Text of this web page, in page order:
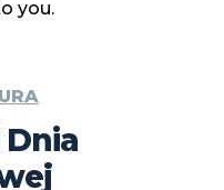
you.